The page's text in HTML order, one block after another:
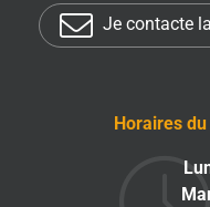
Je contacte
Horaires